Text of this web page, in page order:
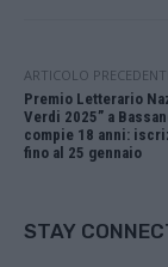
ARTICOLO
Premio Letterario
Verdi 2025” a
compie 18 anni:
fino al 25 gennaio
STAY